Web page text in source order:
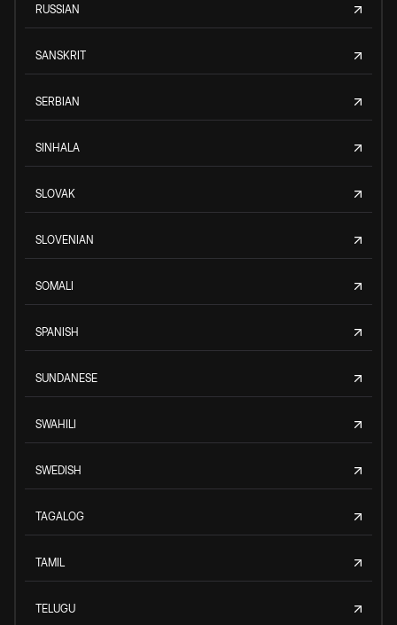
RUSSIAN
SANSKRIT
SERBIAN
SINHALA
SLOVAK
SLOVENIAN
SOMALI
SPANISH
SUNDANESE
SWAHILI
SWEDISH
TAGALOG
TAMIL
TELUGU